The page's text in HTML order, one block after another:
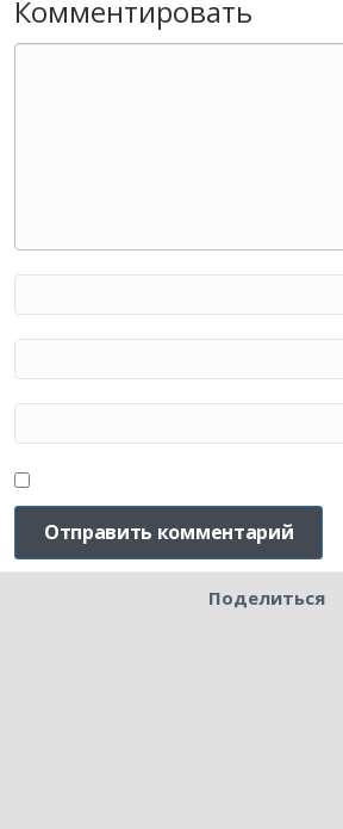
Комментировать
Поделиться